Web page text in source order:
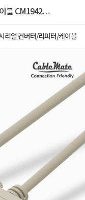
리얼 컨버터/리피터/케이블